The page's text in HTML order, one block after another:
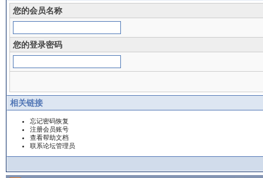
您的会员名称
您的登录密码
相关链接
忘记密码恢复
注册会员账号
查看帮助文档
联系论坛管理员